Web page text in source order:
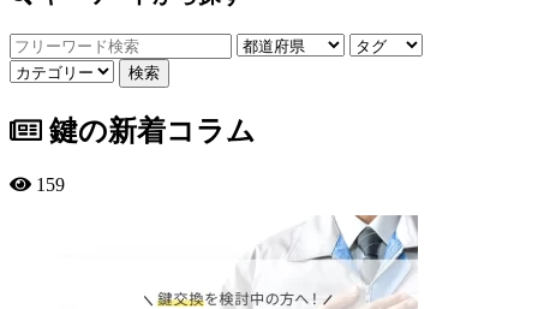
鍵の新着コラム
159